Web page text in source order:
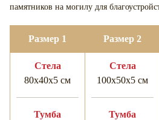
памятников на могилу для
Размер 1 Размер 2
Cтела
80х40х5 см
Тумба
Cтела
100х50х5 см
Тумба